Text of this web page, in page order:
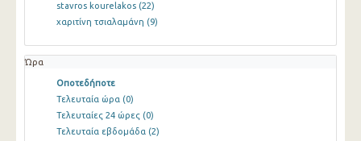
stavros kourelakos (22)
χαριτίνη τσιαλαμάνη (9)
Ώρα
Οποτεδήποτε
Τελευταία ώρα (0)
Τελευταίες 24 ώρες (0)
Τελευταία εβδομάδα (2)